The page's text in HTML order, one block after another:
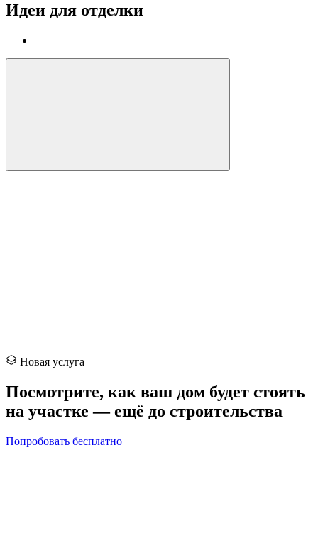
Идеи для отделки
Новая услуга
Посмотрите, как ваш дом будет стоять
на участке — ещё до строительства
Попробовать бесплатно